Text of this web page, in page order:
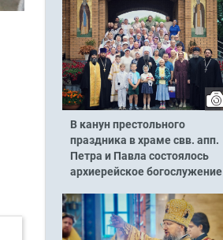
В канун престольного
праздника в храме свв. апп.
Петра и Павла состоялось
архиерейское богослужение